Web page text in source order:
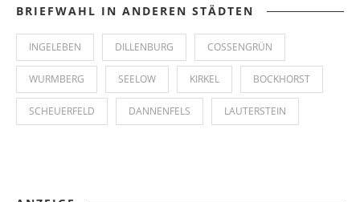
BRIEFWAHL IN ANDEREN STÄDTEN
INGELEBEN DILLENBURG COSSENGRÜN
WURMBERG SEELOW KIRKEL BOCKHORST
SCHEUERFELD DANNENFELS LAUTERSTEIN